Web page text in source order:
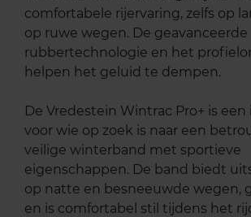
comfortabele rijervaring, zelfs op
op ruwe wegen. De geavanceerde
rubbertechnologie en het
helpen het geluid te dempen.
De Vredestein Wintrac Pro+ is een
voor wie op zoek is naar een
veilige winterband met sportieve
eigenschappen. De band biedt
op natte en besneeuwde wegen,
en is comfortabel stil tijdens het